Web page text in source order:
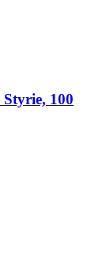
100